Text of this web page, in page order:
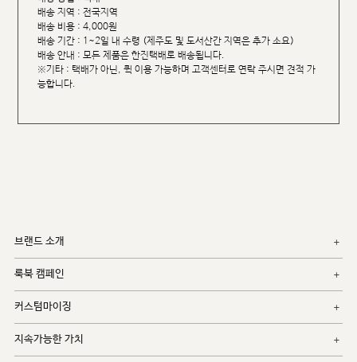
배송 지역 : 전국지역
배송 비용 : 4,000원
배송 기간 : 1~2일 내 수령 (제주도 및 도서산간 지역은 추가 소요)
배송 안내 : 모든 제품은 한진택배로 배송됩니다.
※기타 : 택배가 아닌, 퀵 이용 가능하며 고객센터로 연락 주시면 견적 가
능합니다.
브랜드 소개
룩북 캠페인
커스텀마이징
지속가능한 가치